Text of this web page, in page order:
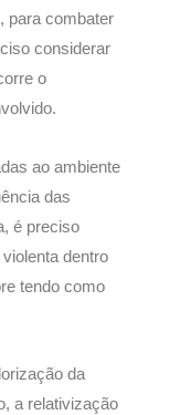
para combater
considerar
o
ao ambiente
das
é preciso
dentro
tendo como
da
a relativização